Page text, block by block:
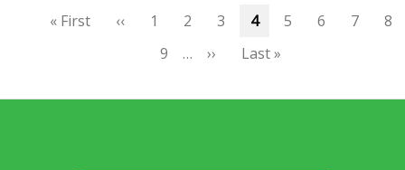
Primera
« First
Página
‹‹ Page
1 Page
2 Page
3
Página
4 Page
5 Page
6 Page
7
8
Page
9 …
Siguiente
››
Última
Last »